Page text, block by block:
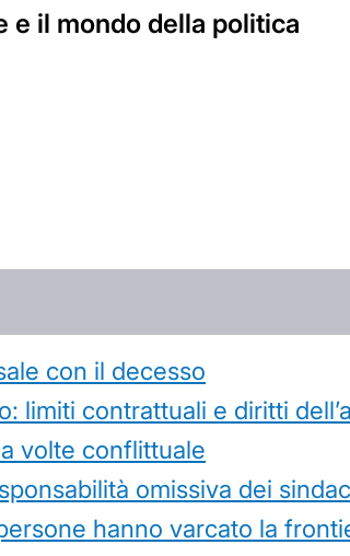
e il mondo della politica
con il decesso
limiti contrattuali e diritti
volte conflittuale
omissiva dei
hanno varcato la